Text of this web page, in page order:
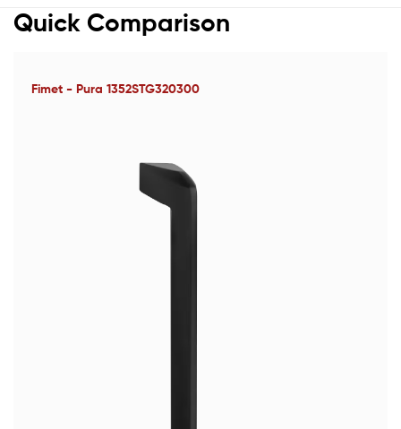
Quick Comparison
Fimet - Pura 1352STG320300